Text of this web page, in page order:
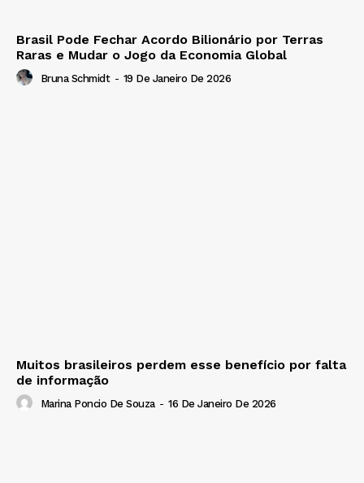
Brasil Pode Fechar Acordo Bilionário por Terras
Raras e Mudar o Jogo da Economia Global
Bruna Schmidt - 19 De Janeiro De 2026
Muitos brasileiros perdem esse benefício por falta
de informação
Marina Poncio De Souza - 16 De Janeiro De 2026